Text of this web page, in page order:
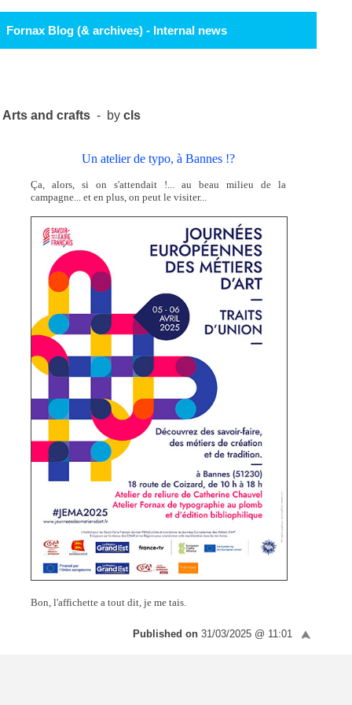
Fornax Blog (& archives) - Internal news
Arts and crafts - bycls
Un atelier de typo, à Bannes !?
Ça, alors, si on s'attendait !... au beau milieu de la
campagne... et en plus, on peut le visiter...
Bon, l'affichette a tout dit, je me tais.
Published on 31/03/2025 @ 11:01